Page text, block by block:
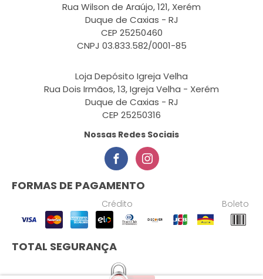
Rua Wilson de Araújo, 121, Xerém
Duque de Caxias - RJ
CEP 25250460
CNPJ 03.833.582/0001-85
Loja Depósito Igreja Velha
Rua Dois Irmãos, 13, Igreja Velha - Xerém
Duque de Caxias - RJ
CEP 25250316
Nossas Redes Sociais
FORMAS DE PAGAMENTO
Crédito Boleto
TOTAL SEGURANÇA